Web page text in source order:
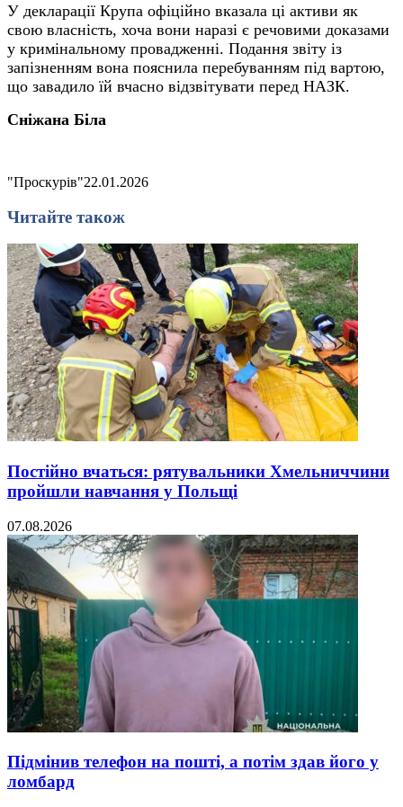
У декларації Крупа офіційно вказала ці активи як
свою власність, хоча вони наразі є речовими доказами
у кримінальному провадженні. Подання звіту із
запізненням вона пояснила перебуванням під вартою,
що завадило їй вчасно відзвітувати перед НАЗК.
Сніжана Біла
"Проскурів"22.01.2026
Читайте також
Постійно вчаться: рятувальники Хмельниччини
пройшли навчання у Польщі
07.08.2026
Підмінив телефон на пошті, а потім здав його у
ломбард